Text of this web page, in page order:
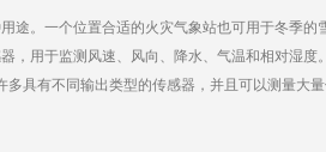
。一个位置合适的火灾气象站也可用于冬季
用于监测风速、风向、降水、气温和相对湿
具有不同输出类型的传感器，并且可以测量大
装在 三脚架上的铝制环境外壳组成。外壳容纳